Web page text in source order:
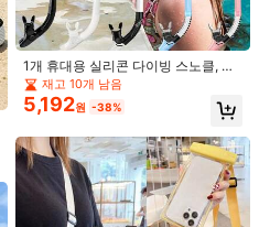
1쌍 실리콘 브라, 웨딩용 투명 스트랩
리스 브라, 재사용 가능한 니플 커버,
편안한 방수 여성용 실리콘 푸시업 브
라 컵, 인기 스타일
1,193원 -40% 마지막 3일
1개 휴대용 실리콘 다이빙 스노클, 수
중 스노클링 활동을 위한 편안한 부드
러운 습식 스노클
재고 10개 남음
5,192원 -38%